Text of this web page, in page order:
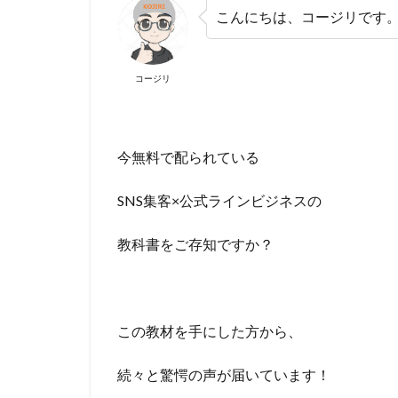
コージリ
こんにちは、コージリです
今無料で配られている
SNS集客×公式ラインビジネスの
教科書をご存知ですか？
この教材を手にした方から、
続々と驚愕の声が届いています！